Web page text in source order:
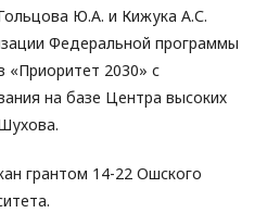
Ю.А. и Кижука А.С.
Федеральной программы
«Приоритет 2030» с
на базе Центра высоких
грантом 14-22 Ошского